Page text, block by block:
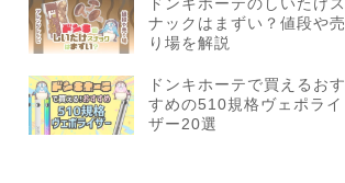
ドンキホーテのしいたけス
ナックはまずい？値段や売
り場を解説
ドンキホーテで買えるおす
すめの510規格ヴェポライ
ザー20選